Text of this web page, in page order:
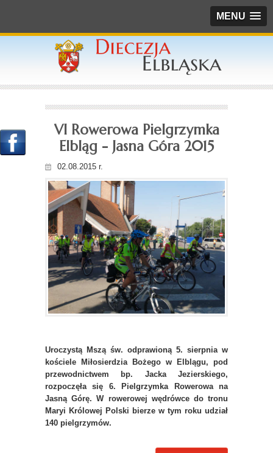
MENU
VI Rowerowa Pielgrzymka
Elbląg - Jasna Góra 2015
02.08.2015 r.
Uroczystą Mszą św. odprawioną 5. sierpnia w
kościele Miłosierdzia Bożego w Elblągu, pod
przewodnictwem bp. Jacka Jezierskiego,
rozpoczęła się 6. Pielgrzymka Rowerowa na
Jasną Górę. W rowerowej wędrówce do tronu
Maryi Królowej Polski bierze w tym roku udział
140 pielgrzymów.